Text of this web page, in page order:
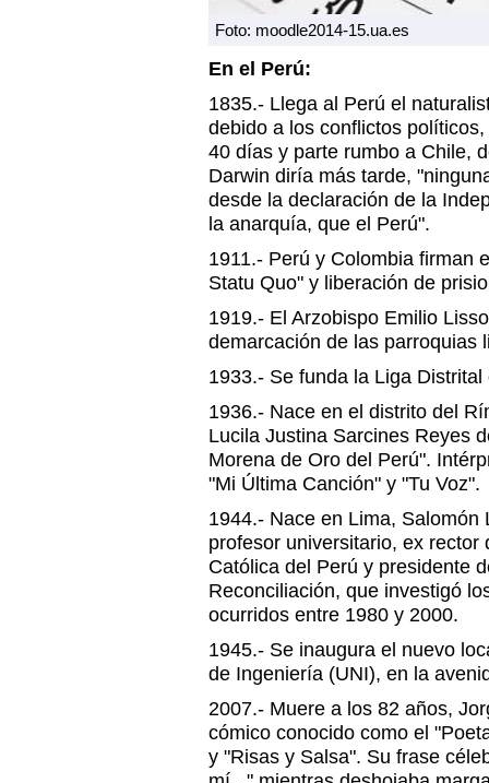
Foto: moodle2014-15.ua.es
En el Perú:
1835.- Llega al Perú el
debido a los conflictos
40 días y parte rumbo a Chile,
Darwin diría más tarde,
desde la declaración de la
la anarquía, que el Perú".
1911.- Perú y Colombia firman
Statu Quo" y liberación de
1919.- El Arzobispo Emilio
demarcación de las parroquias
1933.- Se funda la Liga
1936.- Nace en el distrito del
Lucila Justina Sarcines Reyes
Morena de Oro del Perú".
"Mi Última Canción" y "Tu Voz".
1944.- Nace en Lima, Salomón
profesor universitario, ex
Católica del Perú y presidente
Reconciliación, que investigó
ocurridos entre 1980 y 2000.
1945.- Se inaugura el nuevo
de Ingeniería (UNI), en la
2007.- Muere a los 82 años,
cómico conocido como el
y "Risas y Salsa". Su frase